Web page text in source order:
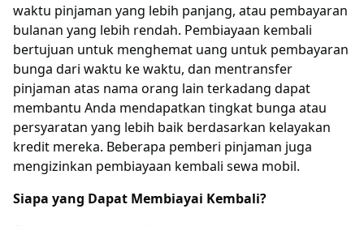
waktu pinjaman yang lebih panjang, atau pembayaran
bulanan yang lebih rendah. Pembiayaan kembali
bertujuan untuk menghemat uang untuk pembayaran
bunga dari waktu ke waktu, dan mentransfer
pinjaman atas nama orang lain terkadang dapat
membantu Anda mendapatkan tingkat bunga atau
persyaratan yang lebih baik berdasarkan kelayakan
kredit mereka. Beberapa pemberi pinjaman juga
mengizinkan pembiayaan kembali sewa mobil.
Siapa yang Dapat Membiayai Kembali?